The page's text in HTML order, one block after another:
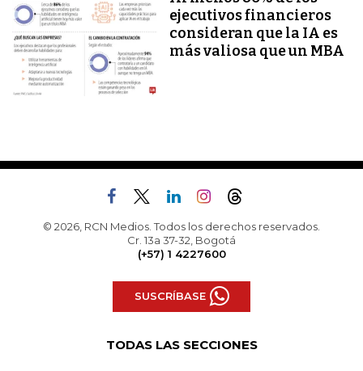
ejecutivos financieros
consideran que la IA es
más valiosa que un MBA
© 2026, RCN Medios. Todos los derechos reservados.
Cr. 13a 37-32, Bogotá
(+57) 1 4227600
SUSCRÍBASE
TODAS LAS SECCIONES